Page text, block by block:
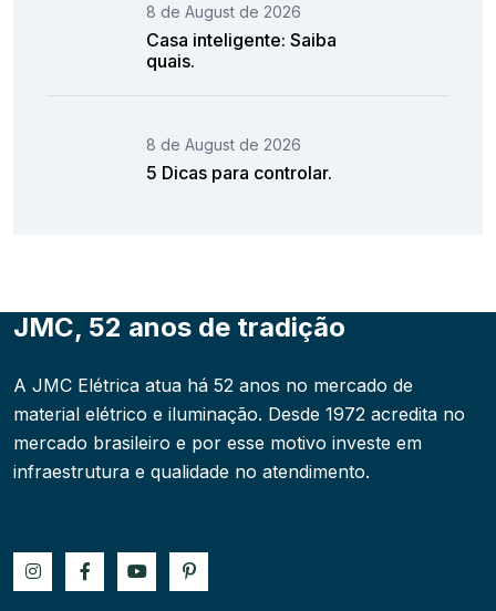
8 de August de 2026
Casa inteligente: Saiba
quais.
8 de August de 2026
5 Dicas para controlar.
JMC, 52 anos de tradição
A JMC Elétrica atua há 52 anos no mercado de
material elétrico e iluminação. Desde 1972 acredita no
mercado brasileiro e por esse motivo investe em
infraestrutura e qualidade no atendimento.